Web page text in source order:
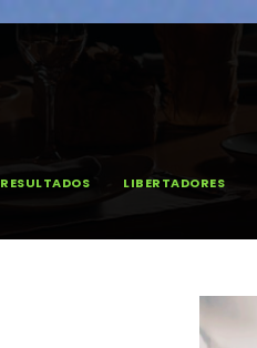
RESULTADOS LIBERTADORES